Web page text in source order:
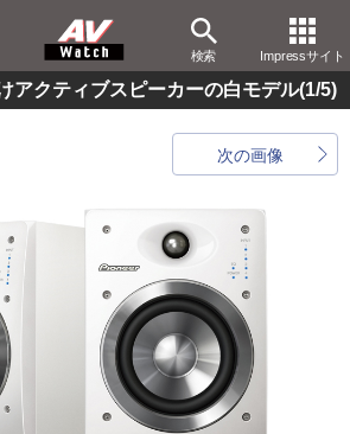
検索 Impressサイト
アクティブスピーカーの白モデル(1/5)
次の画像